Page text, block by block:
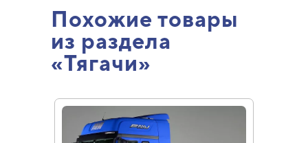
Похожие товары
из раздела
«Тягачи»